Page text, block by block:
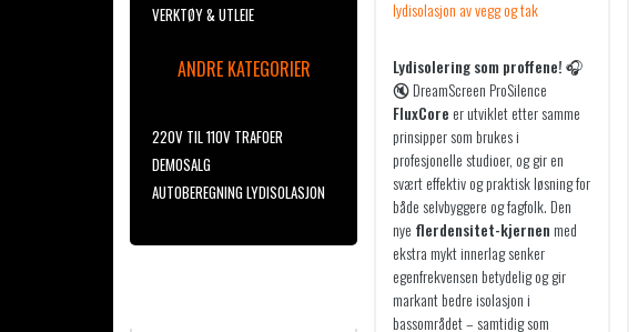
VERKTØY & UTLEIE
ANDRE KATEGORIER
220V TIL 110V TRAFOER
DEMOSALG
AUTOBEREGNING LYDISOLASJON
Lydisolering som proffene! 🎧
🔇DreamScreen ProSilence
FluxCore er utviklet etter samme
prinsipper som brukes i
profesjonelle studioer, og gir en
svært effektiv og praktisk løsning for
både selvbyggere og fagfolk. Den
nye flerdensitet-kjernen med
ekstra mykt innerlag senker
egenfrekvensen betydelig og gir
markant bedre isolasjon i
bassområdet – samtidig som